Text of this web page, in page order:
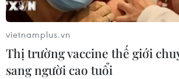
vietnamplus.vn
Thị trường vaccine thế giới
sang người cao tuổi